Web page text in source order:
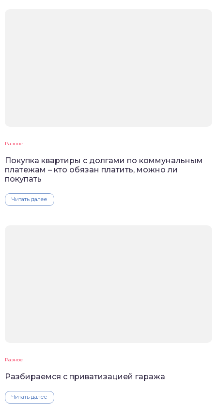
Разное
Покупка квартиры с долгами по коммунальным
платежам – кто обязан платить, можно ли
покупать
Читать далее
Разное
Разбираемся с приватизацией гаража
Читать далее